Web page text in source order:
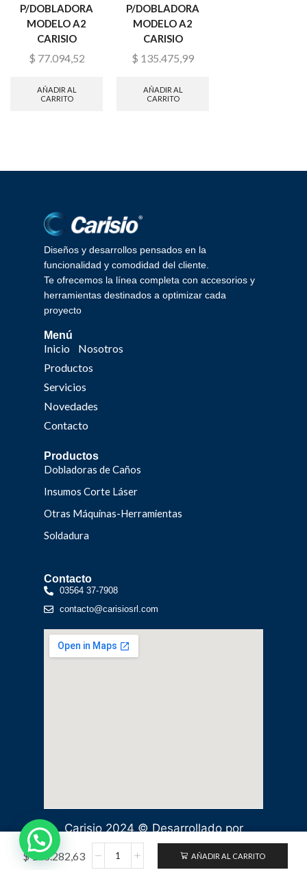
P/DOBLADORA
MODELO A2
CARISIO
$ 77.094,52
AÑADIR AL
CARRITO
P/DOBLADORA
MODELO A2
CARISIO
$ 135.475,99
AÑADIR AL
CARRITO
$148.282,63 AÑADIR AL CARRITO
Diseños y desarrollos pensados en la
funcionalidad y comodidad del cliente.
Te ofrecemos la línea completa con accesorios y
herramientas destinados a optimizar cada
proyecto
Menú
Inicio
Nosotros
Productos
Servicios
Novedades
Contacto
Productos
Dobladoras de Caños
Insumos Corte Láser
Otras Máquinas-Herramientas
Soldadura
Contacto
03564 37-7908
contacto@carisiosrl.com
Carisio 2024 © Desarrollado por
Estudio Rocha & Asociados.